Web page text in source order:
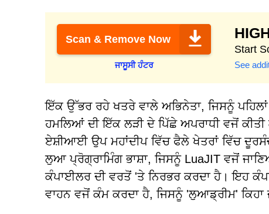
Scan & Remove Now
ਜਾਸੂਸੀ ਹੰਟਰ
Start
See
ਇੱਕ ਉੱਭਰ ਰਹੇ ਖਤਰੇ ਵਾਲੇ ਅਭਿਨੇਤਾ, ਜਿਸਨੂੰ
ਹਮਲਿਆਂ ਦੀ ਇੱਕ ਲੜੀ ਦੇ ਪਿੱਛੇ ਅਪਰਾਧੀ ਵਜੋਂ
ਏਸ਼ੀਆਈ ਉਪ ਮਹਾਂਦੀਪ ਵਿੱਚ ਫੈਲੇ ਖੇਤਰਾਂ ਵਿੱਚ
ਲੁਆ ਪ੍ਰੋਗ੍ਰਾਮਿੰਗ ਭਾਸ਼ਾ, ਜਿਸਨੂੰ LuaJIT ਵਜੋਂ
ਕੰਪਾਈਲਰ ਦੀ ਵਰਤੋਂ 'ਤੇ ਨਿਰਭਰ ਕਰਦਾ ਹੈ। ਇਹ
ਵਾਹਨ ਵਜੋਂ ਕੰਮ ਕਰਦਾ ਹੈ, ਜਿਸਨੂੰ 'ਲੁਆਡ੍ਰੀਮ' ਕਿਹਾ